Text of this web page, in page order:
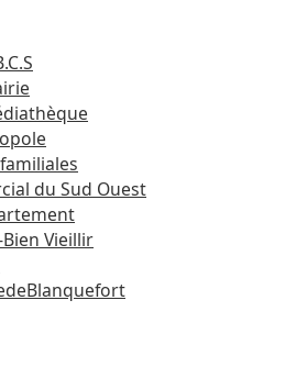
du Sud Ouest
Bien Vieillir